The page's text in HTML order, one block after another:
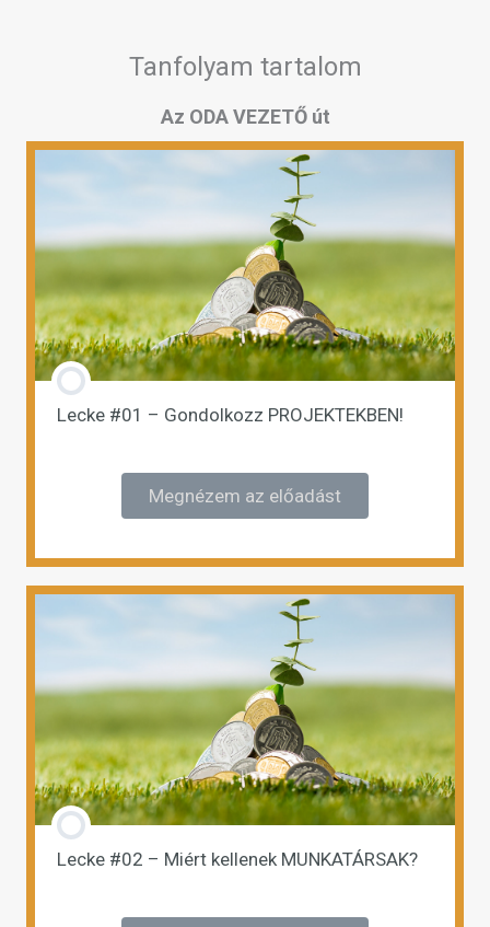
Tanfolyam tartalom
Az ODA VEZETŐ út
Lecke #01 – Gondolkozz PROJEKTEKBEN!
Megnézem az előadást
Lecke #02 – Miért kellenek MUNKATÁRSAK?